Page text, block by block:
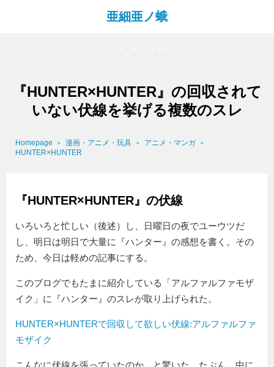
亜細亜ノ蛾
『HUNTER×HUNTER』の回収されて
いない伏線を挙げる複数のスレ
Homepage 漫画・アニメ・玩具
アニメ・マンガ
HUNTER×HUNTER
『HUNTER×HUNTER』の伏線
いろいろと忙しい（後述）し、日曜日の夜でユーウツだ
し、明日は明日で大量に『ハンター』の感想を書く。その
ため、今日は軽めの記事にする。
このブログでもたまに紹介している「アルファルファモザ
イク」に『ハンター』のスレが取り上げられた。
HUNTER×HUNTERで回収して欲しい伏線:アルファルファ
モザイク